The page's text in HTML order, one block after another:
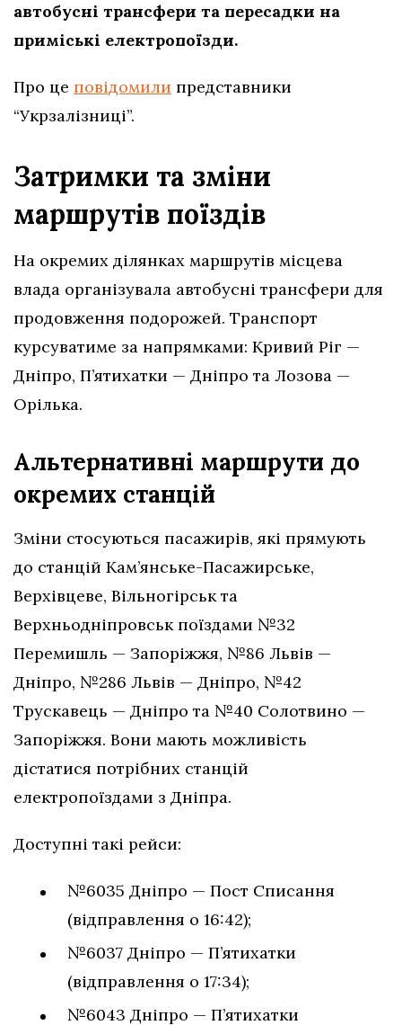
автобусні трансфери та пересадки на
приміські електропоїзди.
Про це повідомили представники
“Укрзалізниці”.
Затримки та зміни
маршрутів поїздів
На окремих ділянках маршрутів місцева
влада організувала автобусні трансфери для
продовження подорожей. Транспорт
курсуватиме за напрямками: Кривий Ріг —
Дніпро, П’ятихатки — Дніпро та Лозова —
Орілька.
Альтернативні маршрути до
окремих станцій
Зміни стосуються пасажирів, які прямують
до станцій Кам’янське-Пасажирське,
Верхівцеве, Вільногірськ та
Верхньодніпровськ поїздами №32
Перемишль — Запоріжжя, №86 Львів —
Дніпро, №286 Львів — Дніпро, №42
Трускавець — Дніпро та №40 Солотвино —
Запоріжжя. Вони мають можливість
дістатися потрібних станцій
електропоїздами з Дніпра.
Доступні такі рейси:
№6035 Дніпро — Пост Списання
(відправлення о 16:42);
№6037 Дніпро — П’ятихатки
(відправлення о 17:34);
№6043 Дніпро — П’ятихатки